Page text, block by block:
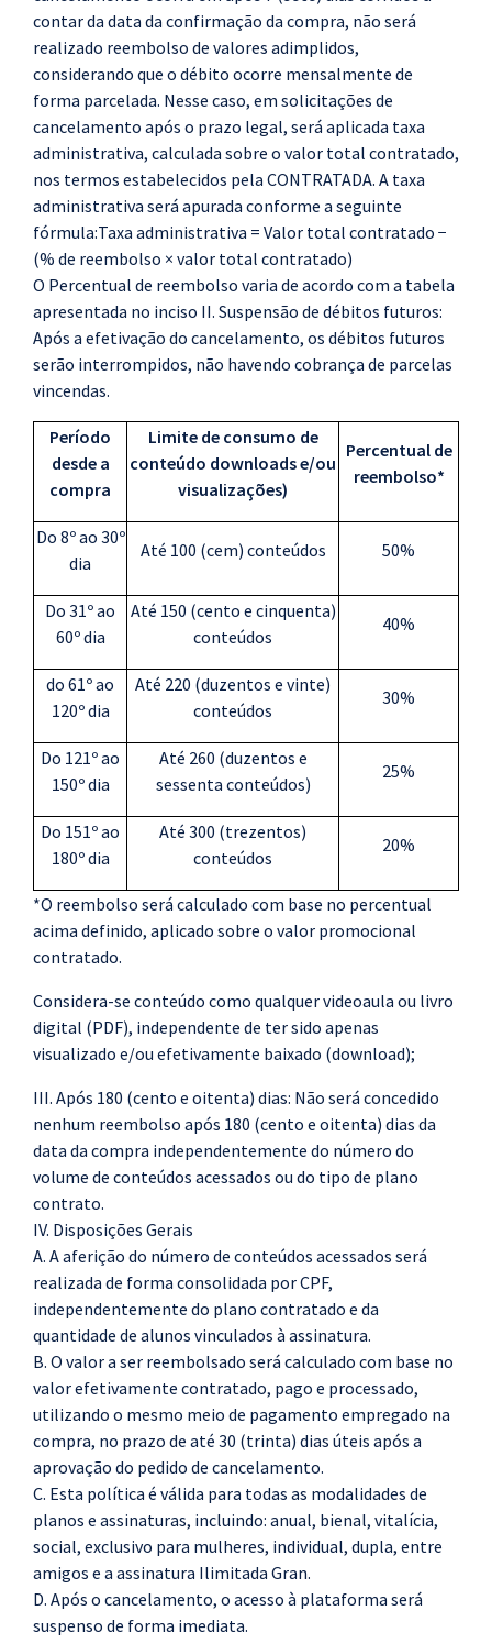
contar da data da confirmação da compra, não será
realizado reembolso de valores adimplidos,
considerando que o débito ocorre mensalmente de
forma parcelada. Nesse caso, em solicitações de
cancelamento após o prazo legal, será aplicada taxa
administrativa, calculada sobre o valor total contratado,
nos termos estabelecidos pela CONTRATADA. A taxa
administrativa será apurada conforme a seguinte
fórmula:Taxa administrativa = Valor total contratado −
(% de reembolso × valor total contratado)
O Percentual de reembolso varia de acordo com a tabela
apresentada no inciso II. Suspensão de débitos futuros:
Após a efetivação do cancelamento, os débitos futuros
serão interrompidos, não havendo cobrança de parcelas
vincendas.
Período
desde a
compra
Limite de consumo de
conteúdo downloads e/ou
visualizações)
Percentual de
reembolso*
Do 8º ao 30º
dia
Até 100 (cem) conteúdos 50%
Do 31º ao
60º dia
Até 150 (cento e cinquenta)
conteúdos
40%
do 61º ao
120º dia
Até 220 (duzentos e vinte)
conteúdos
30%
Do 121º ao
150º dia
Até 260 (duzentos e
sessenta conteúdos)
25%
Do 151º ao
180º dia
Até 300 (trezentos)
conteúdos
20%
*O reembolso será calculado com base no percentual
acima definido, aplicado sobre o valor promocional
contratado.
Considera-se conteúdo como qualquer videoaula ou livro
digital (PDF), independente de ter sido apenas
visualizado e/ou efetivamente baixado (download);
III. Após 180 (cento e oitenta) dias: Não será concedido
nenhum reembolso após 180 (cento e oitenta) dias da
data da compra independentemente do número do
volume de conteúdos acessados ou do tipo de plano
contrato.
IV. Disposições Gerais
A. A aferição do número de conteúdos acessados será
realizada de forma consolidada por CPF,
independentemente do plano contratado e da
quantidade de alunos vinculados à assinatura.
B. O valor a ser reembolsado será calculado com base no
valor efetivamente contratado, pago e processado,
utilizando o mesmo meio de pagamento empregado na
compra, no prazo de até 30 (trinta) dias úteis após a
aprovação do pedido de cancelamento.
C. Esta política é válida para todas as modalidades de
planos e assinaturas, incluindo: anual, bienal, vitalícia,
social, exclusivo para mulheres, individual, dupla, entre
amigos e a assinatura Ilimitada Gran.
D. Após o cancelamento, o acesso à plataforma será
suspenso de forma imediata.